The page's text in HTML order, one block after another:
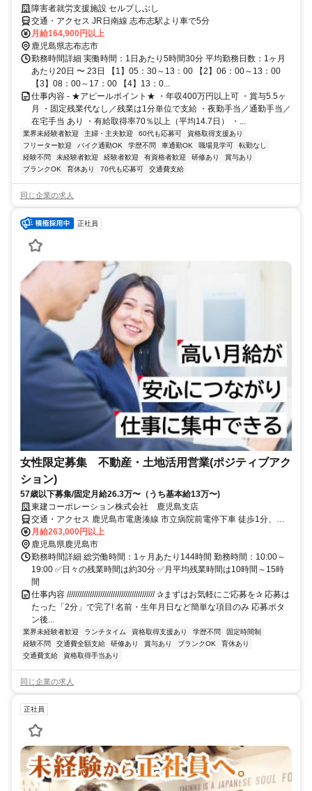
障害者就労支援施設 セルプしぶし
交通・アクセス JR日南線 志布志駅より車で5分
月給164,900円以上
鹿児島県志布志市
勤務時間詳細 実働時間：1日あたり5時間30分 平均勤務日数：1ヶ月
あたり20日 〜 23日 【1】05：30～13：00 【2】06：00～13：00
【3】08：00～17：00 【4】13：0...
仕事内容 - ★アピールポイント★ ・年収400万円以上可 ・賞与5.5ヶ
月 ・固定残業代なし／残業は1分単位で支給 ・夜勤手当／通勤手当／
在宅手当 あり ・有給取得率70％以上（平均14.7日） ・...
業界未経験者歓迎 主婦・主夫歓迎 60代も応募可
資格取得支援あり
フリーター歓迎
バイク通勤OK 学歴不問 車通勤OK 職場見学可
転勤なし
経験不問
未経験者歓迎 経験者歓迎 有資格者歓迎 研修あり
賞与あり
ブランクOK
育休あり 70代も応募可 交通費支給
同じ企業の求人
正社員
女性限定募集 不動産・土地活用営業(ポジティブアク
ション)
57歳以下募集/固定月給26.3万〜（うち基本給13万〜)
東建コーポレーション株式会社 鹿児島支店
交通・アクセス 鹿児島市電唐湊線 市立病院前電停下車 徒歩1分、柳
田通り下車 徒歩1分
月給263,000円以上
鹿児島県鹿児島市
勤務時間詳細 総労働時間：1ヶ月あたり144時間 勤務時間：10:00～
19:00 ✅日々の残業時間は約30分 ✅月平均残業時間は10時間～15時
間
仕事内容 ////////////////////////////////////////// ✰まずはお気軽にご応募を✰ 応募は
たった「2分」で完了! 名前・生年月日など簡単な項目のみ 応募ボタ
ン後...
業界未経験者歓迎 ランチタイム 資格取得支援あり 学歴不問
固定時間制
経験不問
交通費全額支給 研修あり 賞与あり ブランクOK
育休あり
交通費支給
資格取得手当あり
同じ企業の求人
正社員